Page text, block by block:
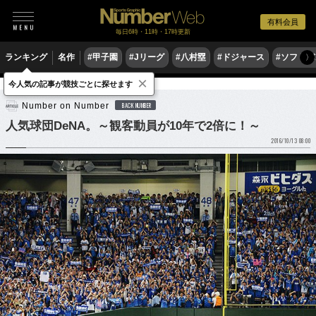
有料会員
毎日6時・11時・17時更新
ランキング 名作 #甲子園 #Jリーグ #八村塁 #ドジャース #ソフト〉
野球 プロ野球
Number on Number BACK NUMBER
人気球団DeNA。～観客動員が10年で2倍に！～
2016/10/13 08:00
今人気の記事が競技ごとに探せます ×